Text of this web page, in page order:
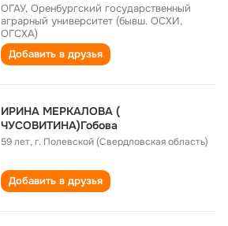
ОГАУ, Оренбургский государственный
аграрный университет (бывш. ОСХИ,
ОГСХА)
Добавить в друзья
ИРИНА МЕРКАЛОВА (
ЧУСОВИТИНА)Гобова
59 лет,г. Полевской (Свердловская область)
Добавить в друзья